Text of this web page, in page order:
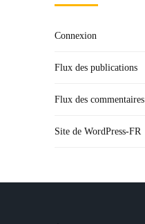
Connexion
Flux des publications
Flux des commentaires
Site de WordPress-FR